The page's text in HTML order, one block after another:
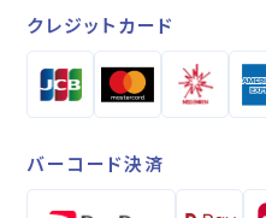
クレジットカード
バーコード決済